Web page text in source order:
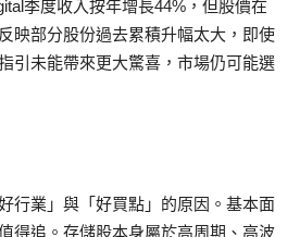
季度收入按年增長44%，但股價在
映部分股份過去累積升幅太大，即使
引未能帶來更大驚喜，市場仍可能選
行業」與「好買點」的原因。基本面
得追。存儲股本身屬於高周期、高波